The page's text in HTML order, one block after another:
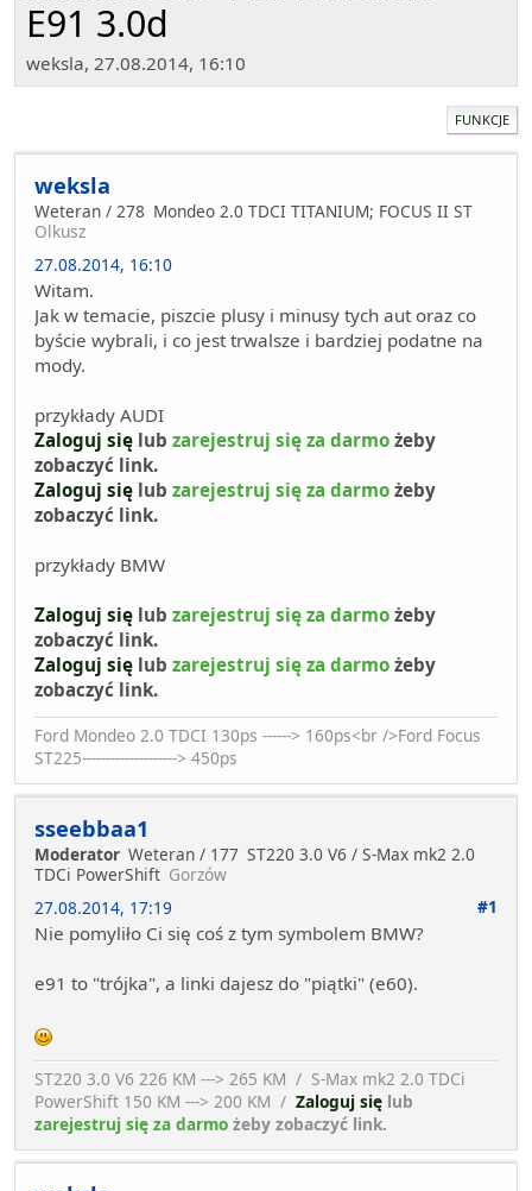
E91 3.0d
weksla, 27.08.2014, 16:10
FUNKCJE
weksla
Weteran / 278 Mondeo 2.0 TDCI TITANIUM; FOCUS II ST
Olkusz
27.08.2014, 16:10
Witam.
Jak w temacie, piszcie plusy i minusy tych aut oraz co
byście wybrali, i co jest trwalsze i bardziej podatne na
mody.
przykłady AUDI
Zaloguj się lub zarejestruj się za darmo żeby
zobaczyć link.
Zaloguj się lub zarejestruj się za darmo żeby
zobaczyć link.
przykłady BMW
Zaloguj się lub zarejestruj się za darmo żeby
zobaczyć link.
Zaloguj się lub zarejestruj się za darmo żeby
zobaczyć link.
Ford Mondeo 2.0 TDCI 130ps ------> 160ps<br />Ford Focus
ST225--------------------> 450ps
sseebbaa1
Moderator Weteran / 177 ST220 3.0 V6 / S-Max mk2 2.0
TDCi PowerShift Gorzów
27.08.2014, 17:19
#1
Nie pomyliło Ci się coś z tym symbolem BMW?
e91 to "trójka", a linki dajesz do "piątki" (e60).
ST220 3.0 V6 226 KM ---> 265 KM / S-Max mk2 2.0 TDCi
PowerShift 150 KM ---> 200 KM / Zaloguj się lub
zarejestruj się za darmo żeby zobaczyć link.